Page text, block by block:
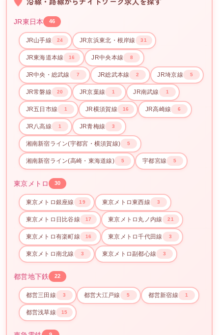
JR東日本 46
JR山手線 24 JR京浜東北・根岸線 31
JR東海道本線 16 JR中央本線 8
JR中央・総武線 7 JR総武本線 2 JR埼京線 5
JR常磐線 20 JR京葉線 1 JR南武線 1
JR五日市線 1 JR横須賀線 16 JR高崎線 6
JR八高線 1 JR青梅線 3
湘南新宿ライン(宇都宮・横須賀線) 5
湘南新宿ライン(高崎・東海道線) 5 宇都宮線 5
東京メトロ 30
東京メトロ銀座線 19 東京メトロ東西線 3
東京メトロ日比谷線 17 東京メトロ丸ノ内線 21
東京メトロ有楽町線 16 東京メトロ千代田線 3
東京メトロ南北線 3 東京メトロ副都心線 3
都営地下鉄 22
都営三田線 3 都営大江戸線 5 都営新宿線 1
都営浅草線 15